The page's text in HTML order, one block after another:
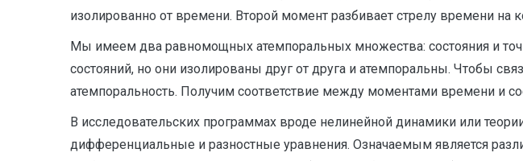
изолированно от времени. Второй момент разбивает стрелу времени на
Мы имеем два равномощных атемпоральных множества: состояния и
состояний, но они изолированы друг от друга и атемпоральны. Чтобы
атемпоральность. Получим соответствие между моментами времени и
В исследовательских программах вроде нелинейной динамики или
дифференциальные и разностные уравнения. Означаемым является